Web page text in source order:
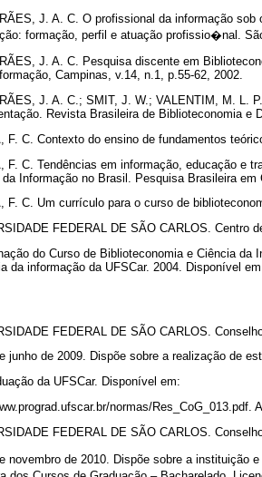
J. A. C. O profissional da informação
formação, perfil e atuação profissio�nal.
J. A. C. Pesquisa discente em
Campinas, v.14, n.1, p.55-62, 2002.
J. A. C.; SMIT, J. W.; VALENTIM, M. L.
Revista Brasileira de Biblioteconomia
F. C. Contexto do ensino de fundamentos
F. C. Tendências em informação, educação e
da Informação no Brasil. Pesquisa Brasileira
F. C. Um currículo para o curso de
FEDERAL DE SÃO CARLOS. Centro
do Curso de Biblioteconomia e Ciência
da informação da UFSCar. 2004. Disponível
FEDERAL DE SÃO CARLOS.
junho de 2009. Dispõe sobre a realização de
da UFSCar. Disponível em:
normas/
FEDERAL DE SÃO CARLOS.
novembro de 2010. Dispõe sobre a instituição